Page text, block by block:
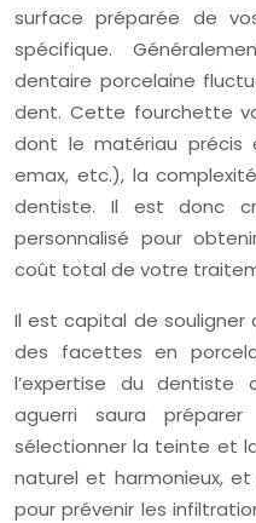
surface préparée de
spécifique.
dentaire porcelaine
dent. Cette fourchette
dont le matériau précis
emax, etc.), la
dentiste. Il est donc
personnalisé pour
coût total de votre
Il est capital de
des facettes en
l’expertise du dentiste
aguerri saura
sélectionner la teinte et
naturel et harmonieux,
pour prévenir les